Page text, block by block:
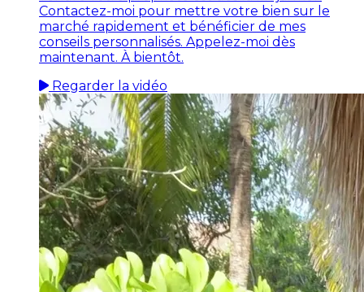
Contactez-moi pour mettre votre bien sur le
marché rapidement et bénéficier de mes
conseils personnalisés. Appelez-moi dès
maintenant. À bientôt.
Regarder la vidéo